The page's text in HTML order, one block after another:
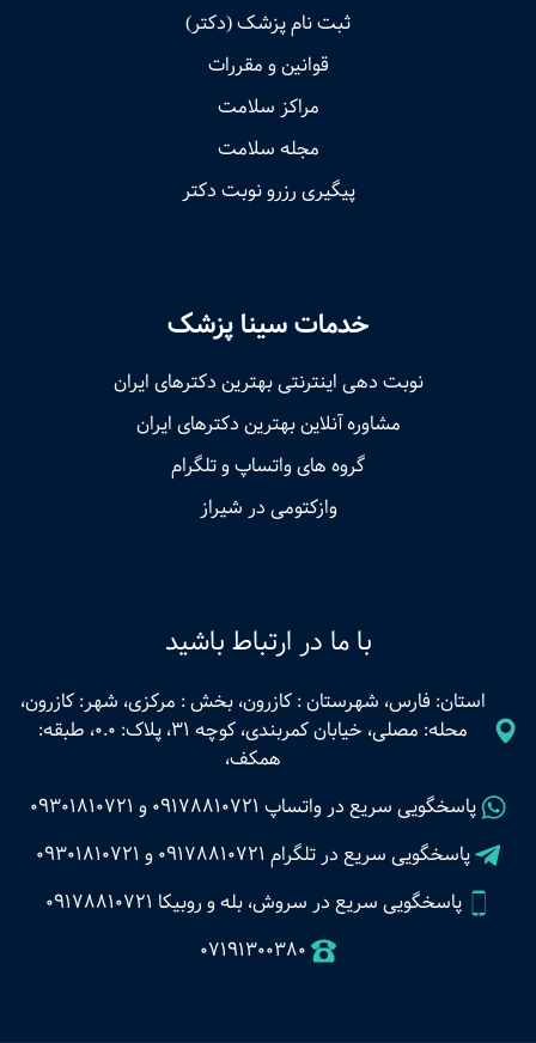
ثبت نام پزشک (دکتر)
قوانین و مقررات
مراکز سلامت
مجله سلامت
پیگیری رزرو نوبت دکتر
خدمات سینا پزشک
نوبت‌ دهی اینترنتی بهترین دکترهای ایران
مشاوره آنلاین بهترین دکترهای ایران
گروه های واتساپ و تلگرام
وازکتومی در شیراز
با ما در ارتباط باشید
استان: فارس، شهرستان : کازرون، بخش : مرکزی، شهر: کازرون،
محله: مصلی، خیابان کمربندی، کوچه 31، پلاک: 0.0، طبقه:
همکف،
پاسخگویی سریع در واتساپ 09178810721 و 09301810721
پاسخگویی سریع در تلگرام 09178810721 و 09301810721
پاسخگویی سریع در سروش، بله و روبیکا 09178810721
07191300380